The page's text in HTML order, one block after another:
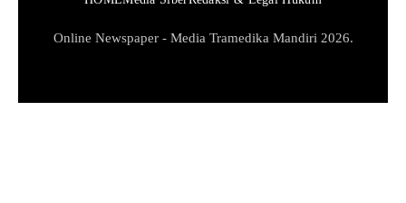
Online Newspaper - Media Tramedika Mandiri 2026.